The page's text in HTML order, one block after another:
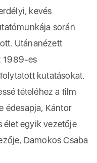
kevés
során
Utánanézett
1989-es
kutatásokat.
tételéhez a film
édesapja, Kántor
élet egyik vezetője
Damokos Csaba